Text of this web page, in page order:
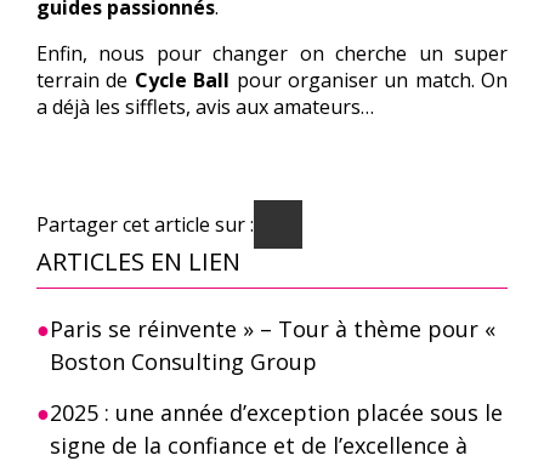
guides passionnés.
Enfin, nous pour changer on cherche un super
terrain de Cycle Ball pour organiser un match. On
a déjà les sifflets, avis aux amateurs…
Partager cet article sur :
ARTICLES EN LIEN
Paris se réinvente » – Tour à thème pour «
Boston Consulting Group
2025 : une année d’exception placée sous le
signe de la confiance et de l’excellence à